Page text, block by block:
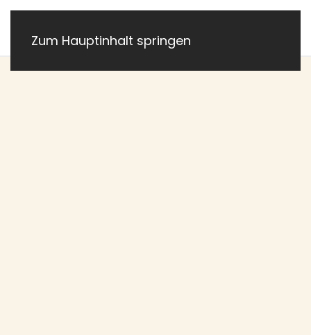
Zum Hauptinhalt springen